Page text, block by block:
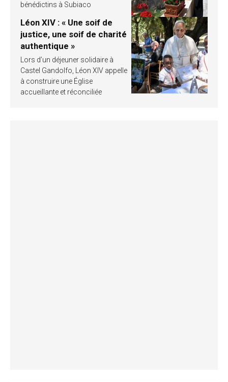
bénédictins à Subiaco
Léon XIV : « Une soif de
justice, une soif de charité
authentique »
Lors d’un déjeuner solidaire à
Castel Gandolfo, Léon XIV appelle
à construire une Église
accueillante et réconciliée